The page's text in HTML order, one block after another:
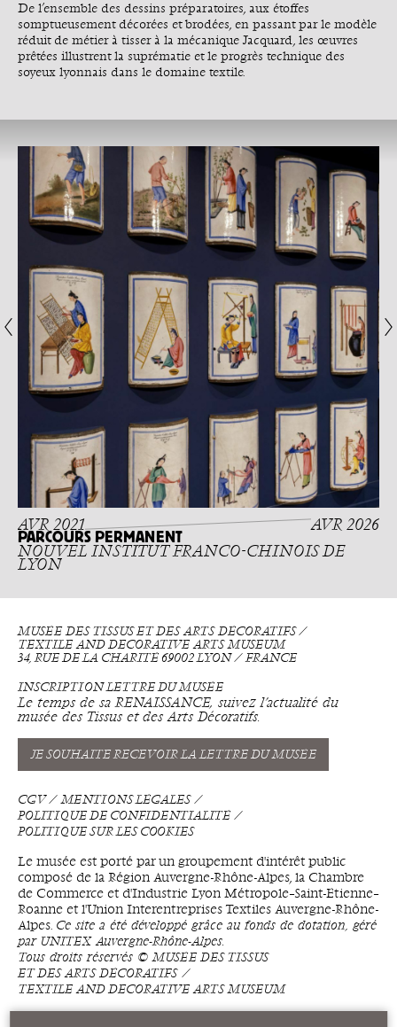
De l’ensemble des dessins préparatoires, aux étoffes
somptueusement décorées et brodées, en passant par le modèle
réduit de métier à tisser à la mécanique Jacquard, les œuvres
prêtées illustrent la suprématie et le progrès technique des
soyeux lyonnais dans le domaine textile.
AVR 2021 AVR 2026
PARCOURS PERMANENT
NOUVEL INSTITUT FRANCO-CHINOIS DE
LYON
MUSÉE DES TISSUS ET DES ARTS DÉCORATIFS ⁄
TEXTILE AND DECORATIVE ARTS MUSEUM
34, RUE DE LA CHARITÉ 69002 LYON ⁄ FRANCE
INSCRIPTION LETTRE DU MUSÉE
Le temps de sa RENAISSANCE, suivez l’actualité du
musée des Tissus et des Arts Décoratifs.
JE SOUHAITE RECEVOIR LA LETTRE DU MUSÉE
CGV
MENTIONS LÉGALES
POLITIQUE DE CONFIDENTIALITÉ
POLITIQUE SUR LES COOKIES
Le musée est porté par un groupement d'intérêt public
composé de la Région Auvergne-Rhône-Alpes, la Chambre
de Commerce et d'Industrie Lyon Métropole–Saint-Étienne–
Roanne et l'Union Interentreprises Textiles Auvergne-Rhône-
Alpes. Ce site a été développé grâce au fonds de dotation, géré
par UNITEX Auvergne-Rhône-Alpes.
Tous droits réservés © MUSÉE DES TISSUS
ET DES ARTS DÉCORATIFS ⁄
TEXTILE AND DECORATIVE ARTS MUSEUM